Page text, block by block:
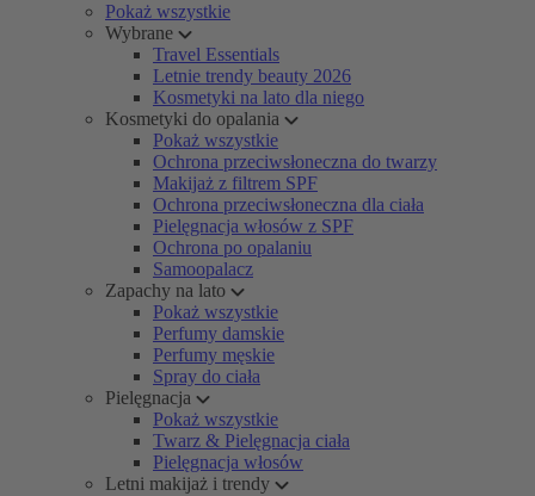
Pokaż wszystkie
Wybrane
Travel Essentials
Letnie trendy beauty 2026
Kosmetyki na lato dla niego
Kosmetyki do opalania
Pokaż wszystkie
Ochrona przeciwsłoneczna do twarzy
Makijaż z filtrem SPF
Ochrona przeciwsłoneczna dla ciała
Pielęgnacja włosów z SPF
Ochrona po opalaniu
Samoopalacz
Zapachy na lato
Pokaż wszystkie
Perfumy damskie
Perfumy męskie
Spray do ciała
Pielęgnacja
Pokaż wszystkie
Twarz & Pielęgnacja ciała
Pielęgnacja włosów
Letni makijaż i trendy